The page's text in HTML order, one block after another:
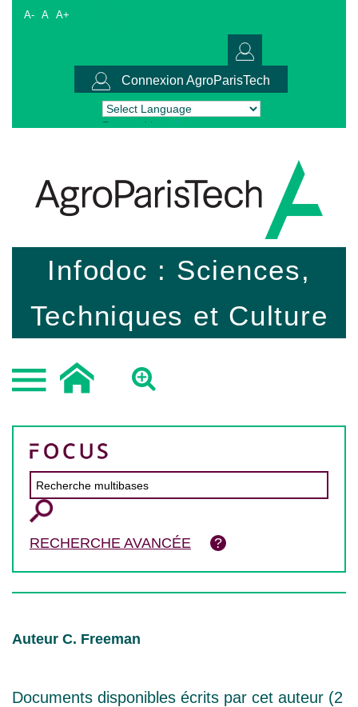
A- A A+
Connexion AgroParisTech
Powered by Translate
Infodoc : Sciences,
Techniques et Culture
RECHERCHE AVANCÉE
Auteur C. Freeman
Documents disponibles écrits par cet auteur (2